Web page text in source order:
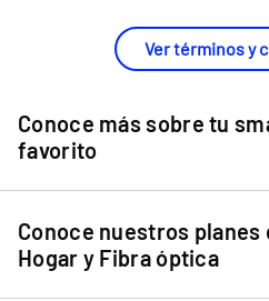
Ver términos y
Conoce más sobre tu
favorito
Chip Entel
Apple iPhone 11
Apple iPhone 12 Mini
Conoce nuestros
Hogar y Fibra óptica